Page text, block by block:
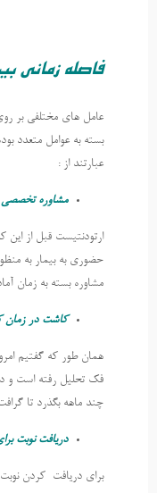
فاصله زمانی
عامل های مختلفی بر
عبارتند از :
مشاوره تخصصی
ارتودنتیست قبل از این
حضوری به بیمار به
مشاوره بسته به زمان
کاشت در زمان
همان طور که گفتیم
فک تحلیل رفته است و
چند ماهه بگذرد تا
دریافت نوبت
برای دریافت کردن